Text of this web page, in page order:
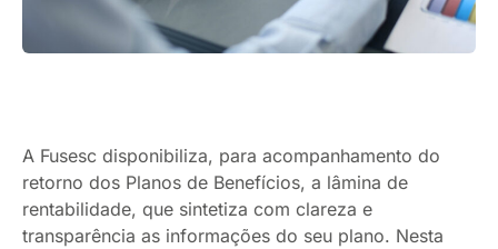
A Fusesc disponibiliza, para acompanhamento do
retorno dos Planos de Benefícios, a lâmina de
rentabilidade, que sintetiza com clareza e
transparência as informações do seu plano. Nesta